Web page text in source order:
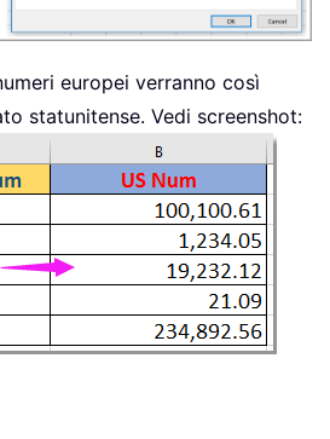
europei verranno così
statunitense. Vedi screenshot: